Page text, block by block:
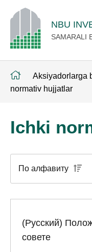
NBU
SAMARALI
Aksiyadorlarga
normativ hujjatlar
Ichki
По алфавиту
(Русский)
совете